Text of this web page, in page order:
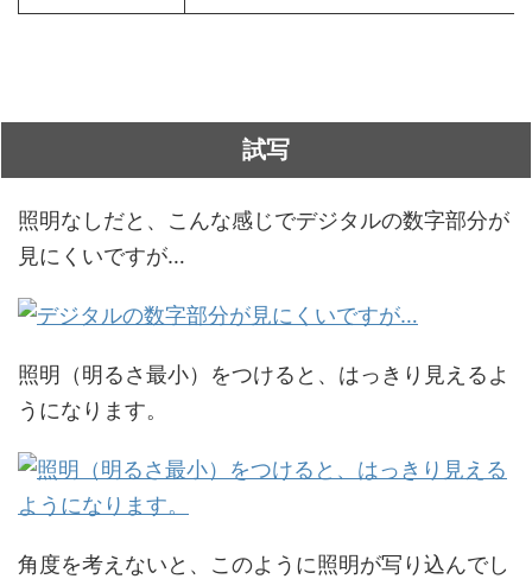
試写
照明なしだと、こんな感じでデジタルの数字部分が
見にくいですが…
照明（明るさ最小）をつけると、はっきり見えるよ
うになります。
角度を考えないと、このように照明が写り込んでし